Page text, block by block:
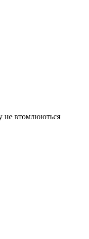
не втомлюються